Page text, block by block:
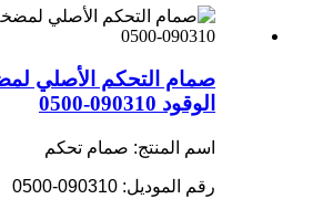
صمام التحكم الأصلي
الوقود 090310-0500
اسم المنتج: صمام تحكم
رقم الموديل: 090310-0500